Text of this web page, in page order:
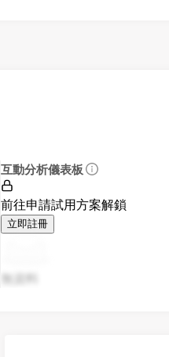
互動分析儀表板
前往申請試用方案解鎖
立即註冊
無資料